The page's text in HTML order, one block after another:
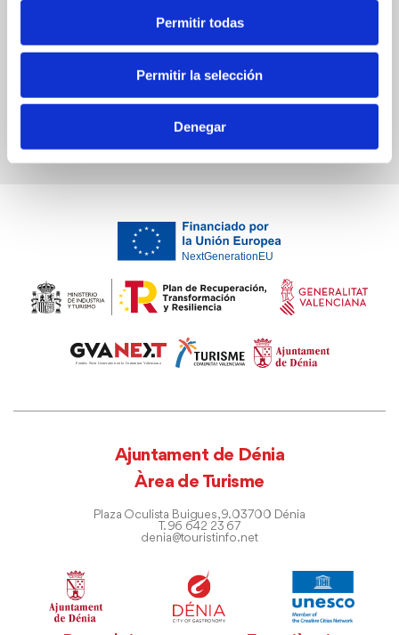
Permitir todas
Permitir la selección
Denegar
Ajuntament de Dénia
Àrea de Turisme
Plaza Oculista Buigues, 9. 03700 Dénia
T. 96 642 23 67
denia@touristinfo.net